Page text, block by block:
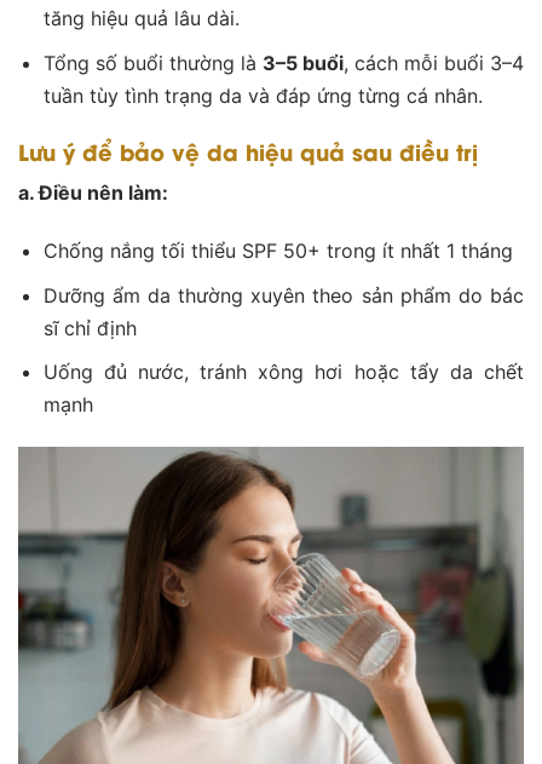
tăng hiệu quả lâu dài.
Tổng số buổi thường là 3–5 buổi, cách mỗi buổi 3–4
tuần tùy tình trạng da và đáp ứng từng cá nhân.
Lưu ý để bảo vệ da hiệu quả sau điều trị
a. Điều nên làm:
Chống nắng tối thiểu SPF 50+ trong ít nhất 1 tháng
Dưỡng ẩm da thường xuyên theo sản phẩm do bác
sĩ chỉ định
Uống đủ nước, tránh xông hơi hoặc tẩy da chết
mạnh